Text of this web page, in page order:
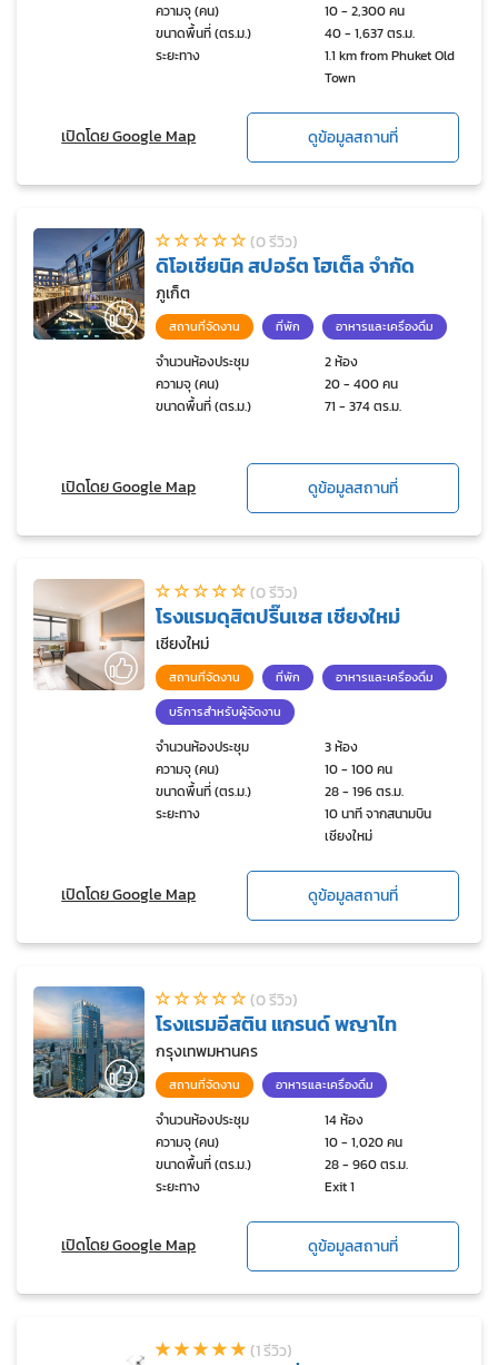
ความจุ (คน)
10 - 2,300 คน
ขนาดพื้นที่ (ตร.ม.)
40 - 1,637 ตร.ม.
ระยะทาง
1.1 km from Phuket Old
Town
เปิดโดย Google Map ดูข้อมูลสถานที่
(0 รีวิว)
ดิโอเชียนิค สปอร์ต โฮเต็ล จำกัด
ภูเก็ต
สถานที่จัดงาน ที่พัก อาหารและเครื่องดื่ม
จำนวนห้องประชุม
2 ห้อง
ความจุ (คน)
20 - 400 คน
ขนาดพื้นที่ (ตร.ม.)
71 - 374 ตร.ม.
เปิดโดย Google Map ดูข้อมูลสถานที่
(0 รีวิว)
โรงแรมดุสิตปริ๊นเซส เชียงใหม่
เชียงใหม่
สถานที่จัดงาน ที่พัก
อาหารและเครื่องดื่ม
บริการสำหรับผู้จัดงาน
จำนวนห้องประชุม
3 ห้อง
ความจุ (คน)
10 - 100 คน
ขนาดพื้นที่ (ตร.ม.)
28 - 196 ตร.ม.
ระยะทาง
10 นาที จากสนามบิน
เชียงใหม่
เปิดโดย Google Map ดูข้อมูลสถานที่
(0 รีวิว)
โรงแรมอีสติน แกรนด์ พญาไท
กรุงเทพมหานคร
สถานที่จัดงาน อาหารและเครื่องดื่ม
จำนวนห้องประชุม
14 ห้อง
ความจุ (คน)
10 - 1,020 คน
ขนาดพื้นที่ (ตร.ม.)
28 - 960 ตร.ม.
ระยะทาง
Exit 1
เปิดโดย Google Map ดูข้อมูลสถานที่
(1 รีวิว)